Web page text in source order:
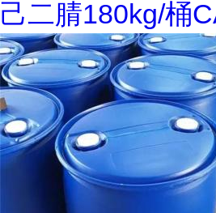
己二腈180kg/桶